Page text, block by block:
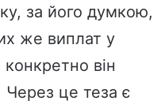
за його думкою,
же виплат у
він
Через це теза є